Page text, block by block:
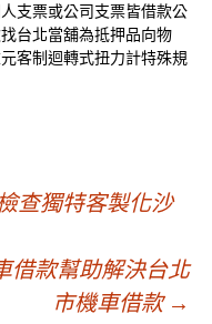
支票或公司支票皆借款公
找台北當舖為抵押品向物
客制迴轉式扭力計特殊規
查獨特客製化沙
借款幫助解決台北
市機車借款 →